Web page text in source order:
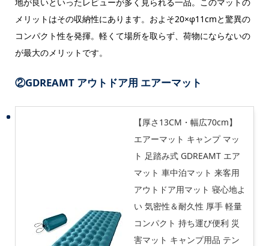
メリットはその収納性にあります。およそ20×φ11cmと驚異の
コンパクト性を発揮。軽くて場所を取らず、荷物にならないの
が最大のメリットです。
②GDREAMT アウトドア用 エアーマット
【厚さ13CM・幅広70cm】
エアーマット キャンプ マッ
ト 足踏み式 GDREAMT エア
マット 車中泊マット 来客用
アウトドア用マット 寝心地よ
い 気密性＆耐久性 厚手 軽量
コンパクト 持ち運び便利 災
害マット キャンプ用品 テン